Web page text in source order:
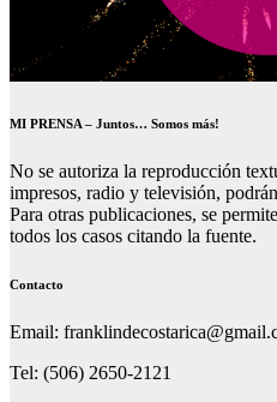
MI PRENSA – Juntos… Somos más!
No se autoriza la reproducción
impresos, radio y televisión,
Para otras publicaciones, se
todos los casos citando la fuente.
Contacto
Email:
Tel: (506) 2650-2121